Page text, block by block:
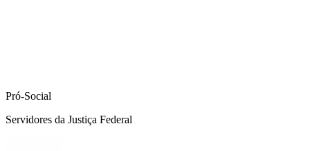
Pró-Social
Servidores da Justiça Federal